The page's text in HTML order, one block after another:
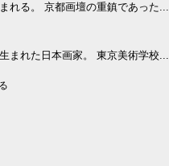
れる。 京都画壇の重鎮であった...
まれた日本画家。 東京美術学校...